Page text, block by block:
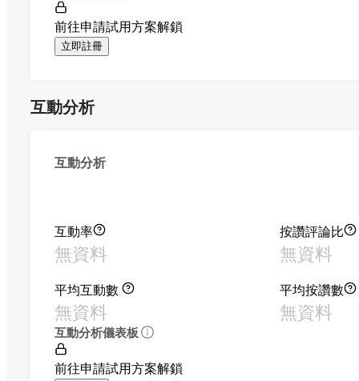
前往申請試用方案解鎖
立即註冊
互動分析
互動分析
互動率
無資料
按讚評論比
無資料
平均互動數
無資料
平均按讚數
無資料
互動分析儀表板
前往申請試用方案解鎖